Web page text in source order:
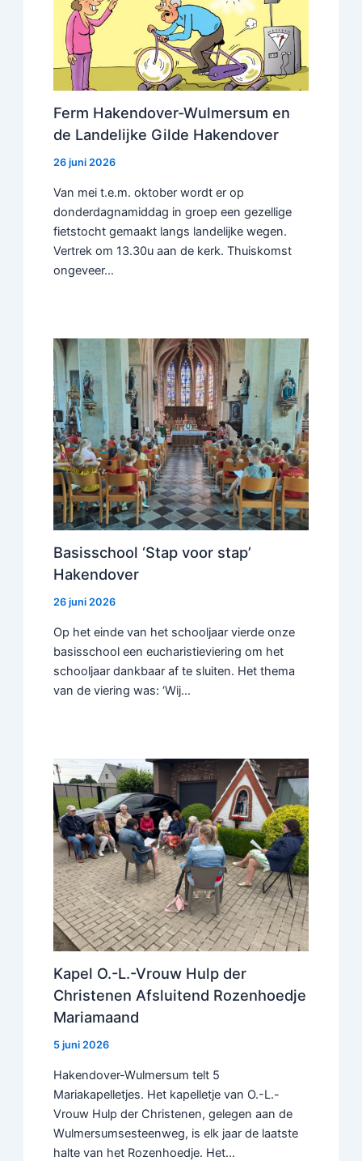
Ferm Hakendover-Wulmersum en
de Landelijke Gilde Hakendover
26 juni 2026
Van mei t.e.m. oktober wordt er op
donderdagnamiddag in groep een gezellige
fietstocht gemaakt langs landelijke wegen.
Vertrek om 13.30u aan de kerk. Thuiskomst
ongeveer…
Basisschool ‘Stap voor stap’
Hakendover
26 juni 2026
Op het einde van het schooljaar vierde onze
basisschool een eucharistieviering om het
schooljaar dankbaar af te sluiten. Het thema
van de viering was: ‘Wij…
Kapel O.-L.-Vrouw Hulp der
Christenen Afsluitend Rozenhoedje
Mariamaand
5 juni 2026
Hakendover-Wulmersum telt 5
Mariakapelletjes. Het kapelletje van O.-L.-
Vrouw Hulp der Christenen, gelegen aan de
Wulmersumsesteenweg, is elk jaar de laatste
halte van het Rozenhoedje. Het…